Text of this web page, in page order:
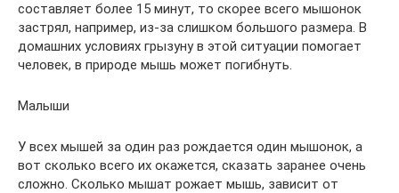
составляет более 15 минут, то скорее всего мышонок
застрял, например, из-за слишком большого размера. В
домашних условиях грызуну в этой ситуации помогает
человек, в природе мышь может погибнуть.
Малыши
У всех мышей за один раз рождается один мышонок, а
вот сколько всего их окажется, сказать заранее очень
сложно. Сколько мышат рожает мышь, зависит от